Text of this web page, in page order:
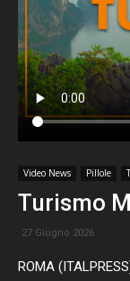
Video News Pillole
Turismo
27 Giugno 2026
ROMA